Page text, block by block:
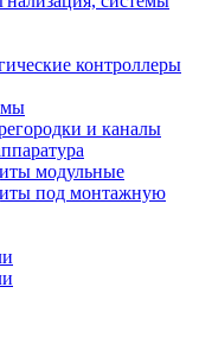
контроллеры
и каналы
модульные
под монтажную